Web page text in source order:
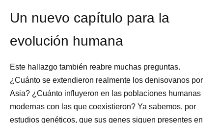
Un nuevo capítulo para la
evolución humana
Este hallazgo también reabre muchas preguntas.
¿Cuánto se extendieron realmente los denisovanos por
Asia? ¿Cuánto influyeron en las poblaciones humanas
modernas con las que coexistieron? Ya sabemos, por
estudios genéticos, que sus genes siguen presentes en